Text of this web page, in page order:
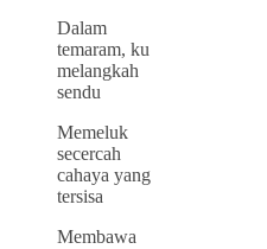
Dalam
temaram, ku
melangkah
sendu
Memeluk
secercah
cahaya yang
tersisa
Membawa